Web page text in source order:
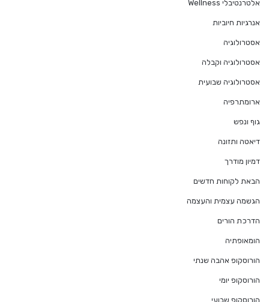
אלטרנטיבלי Wellness
אנרגיות חיוביות
אסטרולוגיה
אסטרולוגיה וקבלה
אסטרולוגיה שבועית
ארומתרפיה
גוף ונפש
דיאטה ותזונה
דמיון מודרך
הבאת לקוחות חדשים
הגשמה עצמית והעצמה
הדרכת הורים
הומאופתיה
הורוסקופ אהבה שנתי
הורוסקופ יומי
הורוסקופ שבועי